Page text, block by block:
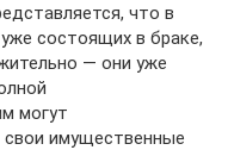
что в
состоящих в браке,
— они уже
могут
свои имущественные